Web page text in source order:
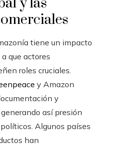
tiene un impacto
que actores
roles cruciales.
y Amazon
y
así presión
Algunos países
han